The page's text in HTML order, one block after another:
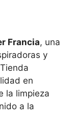
Francia, una
y
en
la limpieza
a la